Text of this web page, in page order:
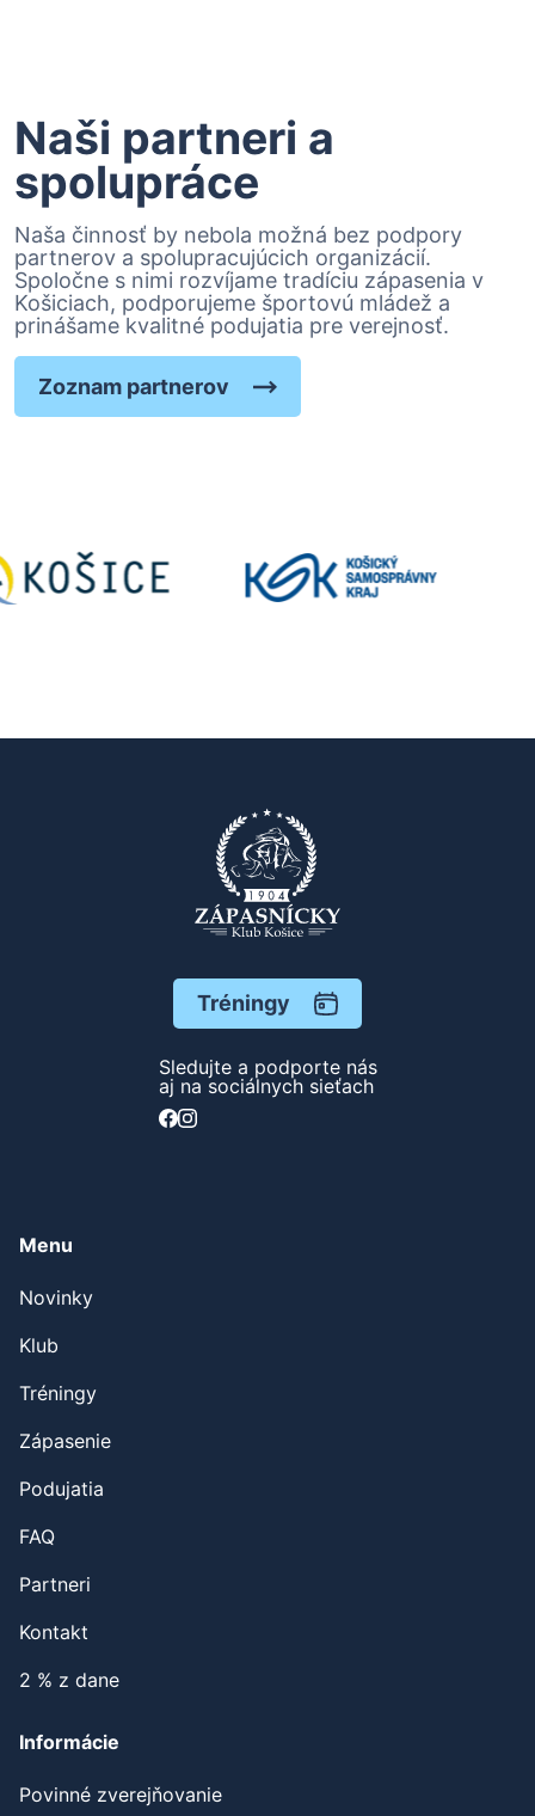
Naši partneri a
spolupráce
Naša činnosť by nebola možná bez podpory
partnerov a spolupracujúcich organizácií.
Spoločne s nimi rozvíjame tradíciu zápasenia v
Košiciach, podporujeme športovú mládež a
prinášame kvalitné podujatia pre verejnosť.
Zoznam partnerov
Tréningy
Sledujte a podporte nás
aj na sociálnych sieťach
Menu
Novinky
Klub
Tréningy
Zápasenie
Podujatia
FAQ
Partneri
Kontakt
2 % z dane
Informácie
Povinné zverejňovanie